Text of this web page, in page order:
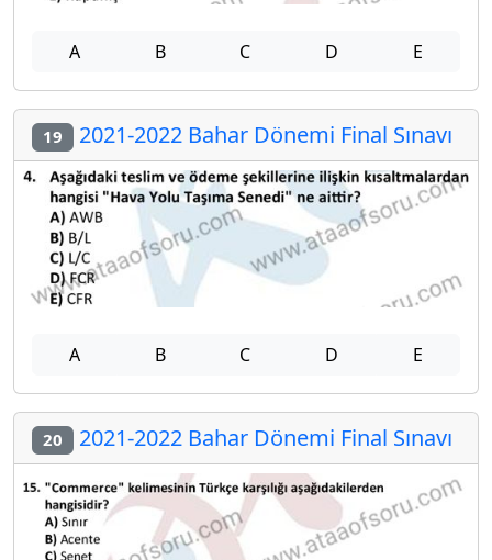
A B C D E
19 2021-2022 Bahar Dönemi Final Sınavı
A B C D E
20 2021-2022 Bahar Dönemi Final Sınavı